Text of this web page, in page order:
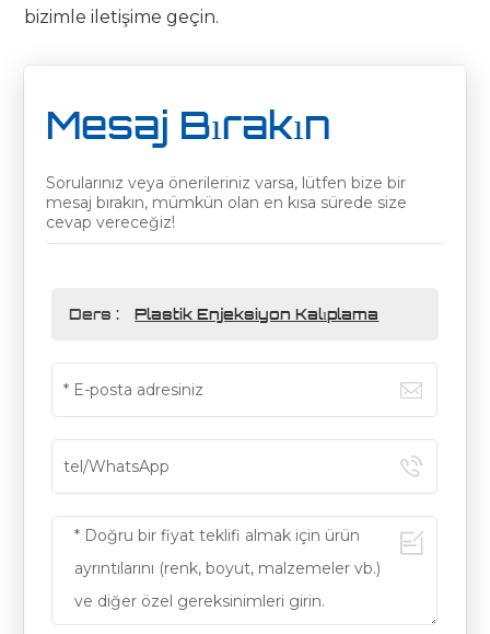
bizimle iletişime geçin.
Mesaj Bırakın
Sorularınız veya önerileriniz varsa, lütfen bize bir
mesaj bırakın, mümkün olan en kısa sürede size
cevap vereceğiz!
Ders : Plastik Enjeksiyon Kalıplama